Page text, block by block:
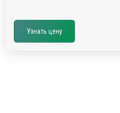
Узнать цену